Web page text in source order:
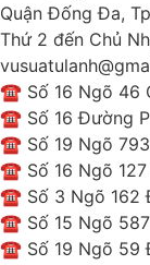
Quận Đống Đa,
Thứ 2 đến Chủ
☎ Số 16 Ngõ 46
☎ Số 16 Đường
☎ Số 19 Ngõ 793
☎ Số 16 Ngõ 127
☎ Số 3 Ngõ 162
☎ Số 15 Ngõ 587
☎ Số 19 Ngõ 59